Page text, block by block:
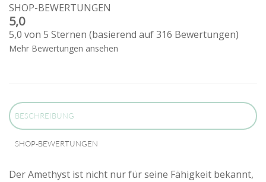
SHOP-BEWERTUNGEN
5,0
5,0 von 5 Sternen (basierend auf 316 Bewertungen)
Mehr Bewertungen ansehen
BESCHREIBUNG
SHOP-BEWERTUNGEN
Der Amethyst ist nicht nur für seine Fähigkeit bekannt,